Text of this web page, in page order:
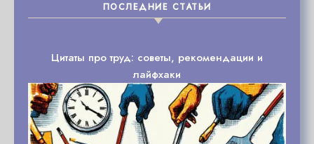
ПОСЛЕДНИЕ СТАТЬИ
Цитаты про труд: советы, рекомендации и
лайфхаки